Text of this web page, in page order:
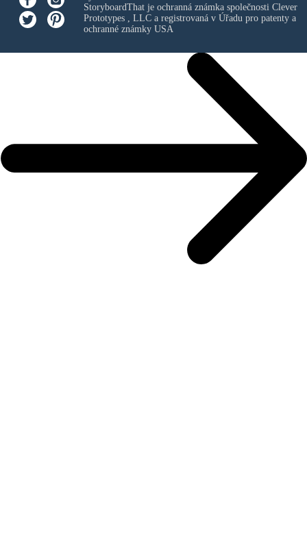
StoryboardThat je ochranná známka společnosti Clever
Prototypes , LLCa registrovaná v Úřadu pro patenty a
ochranné známky USA